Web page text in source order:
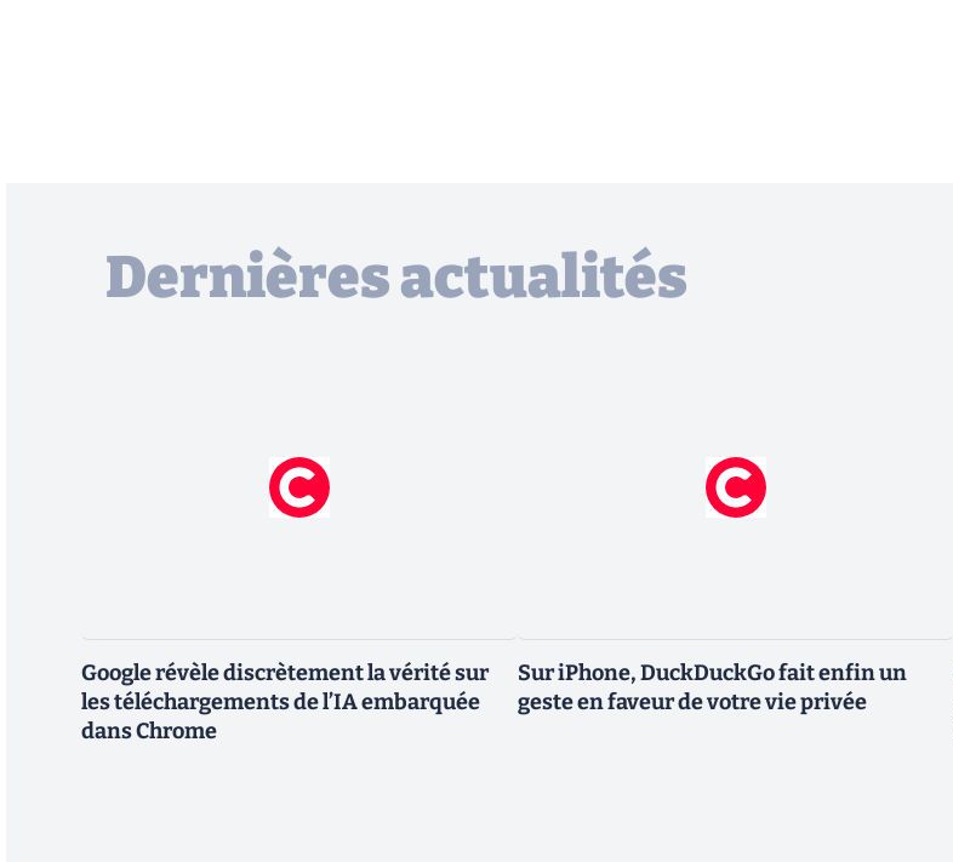
Dernières actualités
Google révèle discrètement la vérité sur
les téléchargements de l’IA embarquée
dans Chrome
Sur iPhone, DuckDuckGo fait enfin un
geste en faveur de votre vie privée